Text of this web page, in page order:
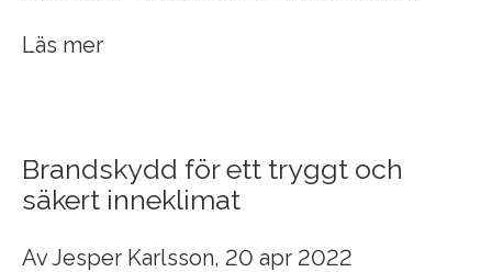
Läs mer
Brandskydd för ett tryggt och
säkert inneklimat
AvJesper Karlsson, 20 apr 2022